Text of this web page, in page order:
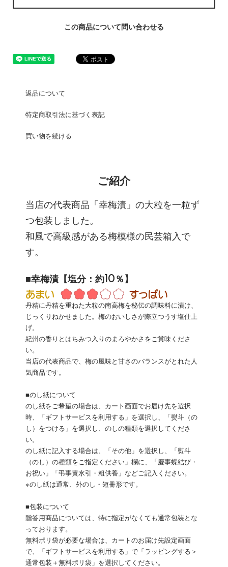
この商品について問い合わせる
返品について
特定商取引法に基づく表記
買い物を続ける
ご紹介
当店の代表商品「幸梅漬」の大粒を一粒ず
つ包装しました。
和風で高級感がある梅模様の民芸箱入で
す。
■幸梅漬【塩分：約10％】
丹精に丹精を重ねた大粒の南高梅を秘伝の調味料に漬け、
じっくりねかせました。梅のおいしさが際立つうす塩仕上
げ。
紀州の香りとはちみつ入りのまろやかさをご賞味くださ
い。
当店の代表商品で、梅の風味と甘さのバランスがとれた人
気商品です。
■のし紙について
のし紙をご希望の場合は、カート画面でお届け先を選択
時、「ギフトサービスを利用する」を選択し、「熨斗（の
し）をつける」を選択し、のしの種類を選択してくださ
い。
のし紙に記入する場合は、「その他」を選択し、「熨斗
（のし）の種類をご指定ください」欄に、「慶事蝶結び・
お祝い」「弔事黄水引・粗供養」などご記入ください。
※のし紙は通常、外のし・短冊形です。
■包装について
贈答用商品については、特に指定がなくても通常包装とな
っております。
無料ポリ袋が必要な場合は、カートのお届け先設定画面
で、「ギフトサービスを利用する」で「ラッピングする＞
通常包装＋無料ポリ袋」を選択してください。